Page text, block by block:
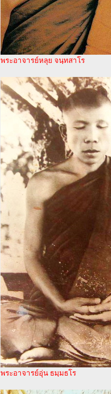
พระอาจารย์หลุย จนฺทสาโร
พระอาจารย์อุ่น ธมฺมธโร